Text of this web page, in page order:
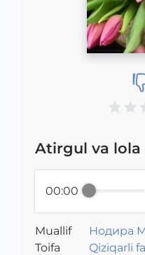
Atirgul va lola
00:00
Muallif
Нодира
Toifa
Qiziqarli